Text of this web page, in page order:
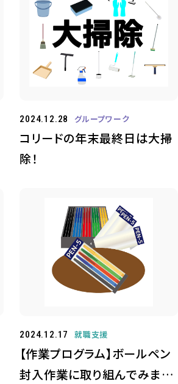
2024.12.28 グループワーク
コリードの年末最終日は大掃
除！
2024.12.17 就職支援
【作業プログラム】ボールペン
封入作業に取り組んでみまし